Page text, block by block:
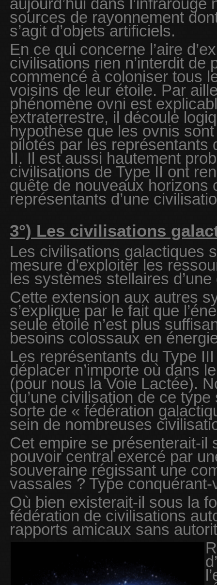
aujourd’hui dans l’infrarouge
sources de rayonnement
s’agit d’objets artificiels.
En ce qui concerne l’aire
civilisations rien n’interdit de
commencé à coloniser tous
voisins de leur étoile. Par
phénomène ovni est
extraterrestre, il découle
hypothèse que les ovnis
pilotés par les représentants
II. Il est aussi hautement
civilisations de Type II ont
quête de nouveaux horizons
représentants d’une
3°) Les civilisations
Les civilisations galactiques
mesure d’exploiter les
les systèmes stellaires
Cette extension aux autres
s’explique par le fait que
seule étoile n’est plus
besoins colossaux en
Les représentants du Type
déplacer n’importe où dans
(pour nous la Voie Lactée).
qu’une civilisation de ce
sorte de « fédération
sein de nombreuses
Cet empire se présenterait-il
pouvoir central exercé par
souveraine régissant une
vassales ? Type conquérant-
Où bien existerait-il sous la
fédération de civilisations
rapports amicaux sans